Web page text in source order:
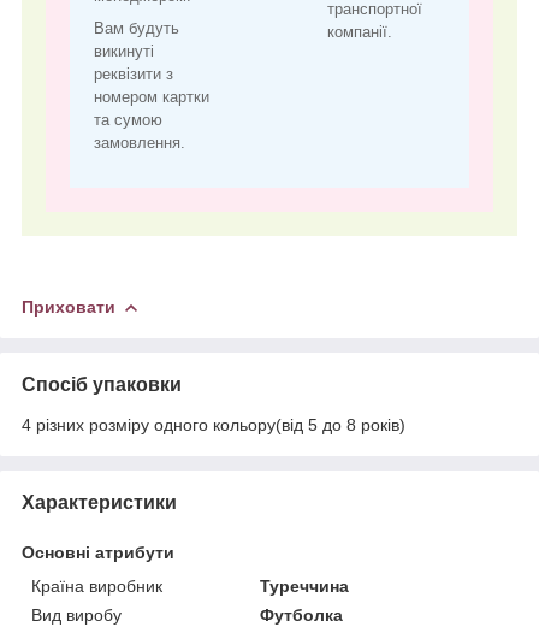
Вам будуть
викинуті
реквізити з
номером картки
та сумою
замовлення.
транспортної
компанії.
Приховати
Спосіб упаковки
4 різних розміру одного кольору(від 5 до 8 років)
Характеристики
Основні атрибути
Країна виробник
Туреччина
Вид виробу
Футболка